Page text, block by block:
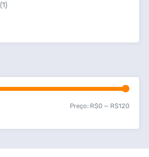
(1)
Preço: R$0 — R$120